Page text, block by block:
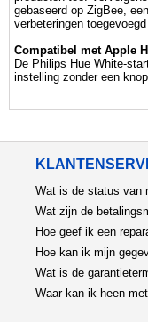
gebaseerd op ZigBee,
verbeteringen
Compatibel met Apple
De Philips Hue White-
instelling zonder een
Wat is de status van
Wat zijn de
Hoe geef ik een
Hoe kan ik mijn
Wat is de
Waar kan ik heen